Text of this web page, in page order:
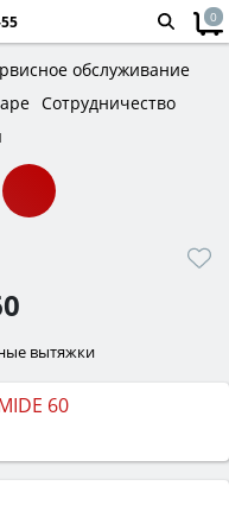
0
обслуживание
Сотрудничество
вытяжки